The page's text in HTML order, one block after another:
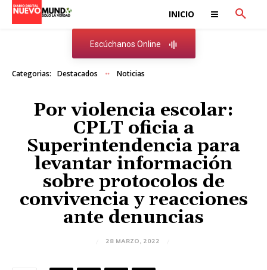
INICIO
Escúchanos Online
Categorias: Destacados Noticias
Por violencia escolar:
CPLT oficia a
Superintendencia para
levantar información
sobre protocolos de
convivencia y reacciones
ante denuncias
28 MARZO, 2022